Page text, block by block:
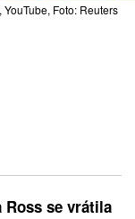
Foto: Reuters
Ross se vrátila